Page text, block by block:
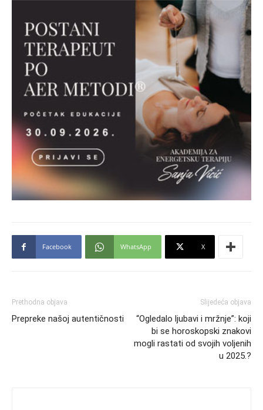
Facebook WhatsApp X
Prethodna objava
Prepreke našoj autentičnosti
Slijedeća objava
“Ogledalo ljubavi i mržnje”: koji
bi se horoskopski znakovi
mogli rastati od svojih voljenih
u 2025.?